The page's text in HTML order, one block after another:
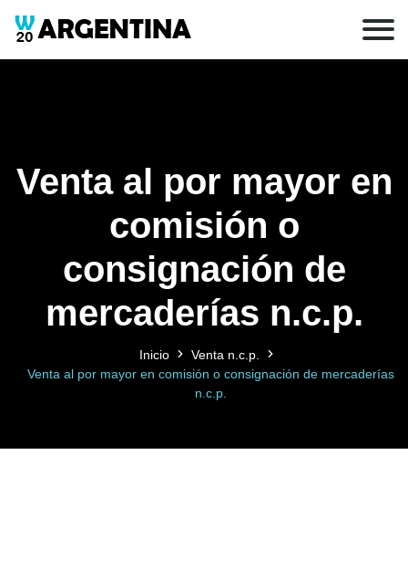
Venta al por mayor en
comisión o
consignación de
mercaderías n.c.p.
Inicio
Venta n.c.p.
Venta al por mayor en comisión o consignación de mercaderías
n.c.p.